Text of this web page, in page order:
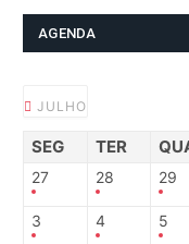
AGENDA
JULHO
SEG TER
27 28 29
3 4 5